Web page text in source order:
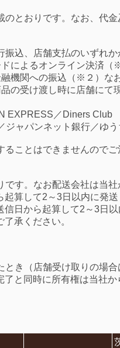
とおりです。なお、代
込、店舗支払のいずれか
によるオンライン決済（※
機関への振込（※２）な
の受け渡し時に店舗にて
EXPRESS／Diners Club
ャパンネット銀行／ゆ
ることはできませんので
す。なお配送会社は当社
起算して2～3日以内に発送
日から起算して2～3日
承ください。
き（店舗受け取りの場
と同時に所有権は当社か